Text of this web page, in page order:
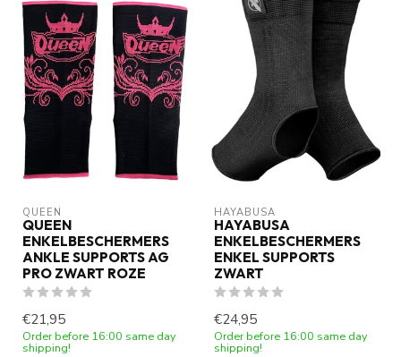
QUEEN
QUEEN
ENKELBESCHERMERS
ANKLE SUPPORTS AG
PRO ZWART ROZE
€21,95
Order before 16:00 same day
shipping!
HAYABUSA
HAYABUSA
ENKELBESCHERMERS
ENKEL SUPPORTS
ZWART
€24,95
Order before 16:00 same day
shipping!